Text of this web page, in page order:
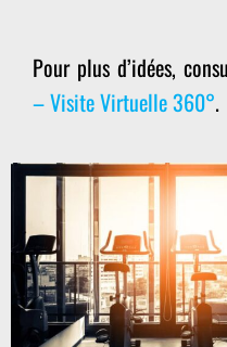
Pour plus d’idées,
– Visite Virtuelle 360°.